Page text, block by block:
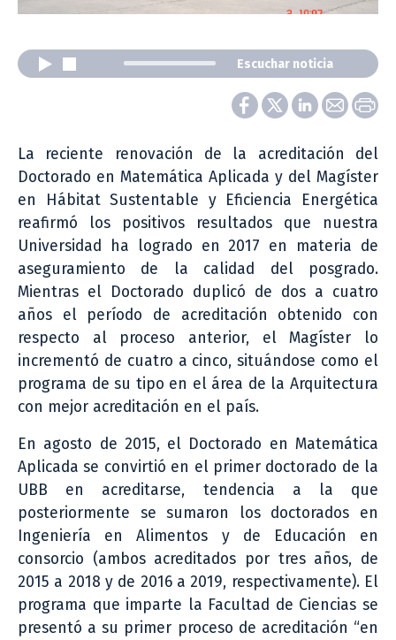
Escuchar noticia
La reciente renovación de la acreditación del
Doctorado en Matemática Aplicada y del Magíster
en Hábitat Sustentable y Eficiencia Energética
reafirmó los positivos resultados que nuestra
Universidad ha logrado en 2017 en materia de
aseguramiento de la calidad del posgrado.
Mientras el Doctorado duplicó de dos a cuatro
años el período de acreditación obtenido con
respecto al proceso anterior, el Magíster lo
incrementó de cuatro a cinco, situándose como el
programa de su tipo en el área de la Arquitectura
con mejor acreditación en el país.
En agosto de 2015, el Doctorado en Matemática
Aplicada se convirtió en el primer doctorado de la
UBB en acreditarse, tendencia a la que
posteriormente se sumaron los doctorados en
Ingeniería en Alimentos y de Educación en
consorcio (ambos acreditados por tres años, de
2015 a 2018 y de 2016 a 2019, respectivamente). El
programa que imparte la Facultad de Ciencias se
presentó a su primer proceso de acreditación “en